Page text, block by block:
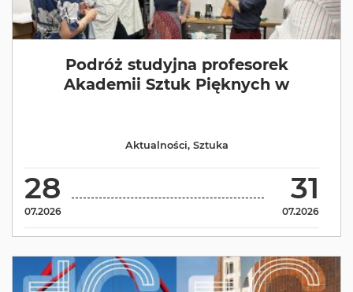
Podróż studyjna profesorek
Akademii Sztuk Pięknych w
28
07.2026
31
07.2026
Aktualności, Sztuka